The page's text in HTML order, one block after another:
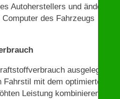
Autoherstellers und ändert
des Fahrzeugs
ausgelegt.
mit dem optimierten
Leistung kombinieren,